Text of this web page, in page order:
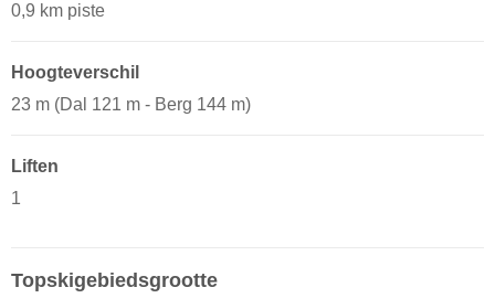
0,9 km piste
Hoogteverschil
23 m (Dal 121 m - Berg 144 m)
Liften
1
Topskigebiedsgrootte